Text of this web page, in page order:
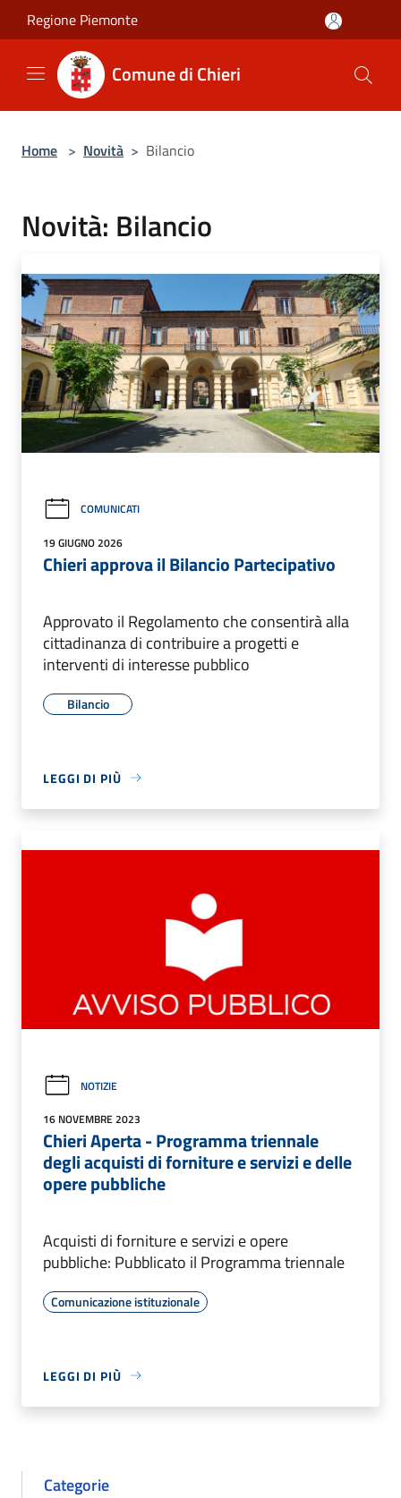
Salta al contenuto principale
Regione Piemonte
Comune di Chieri
Home > Novità > Bilancio
Novità: Bilancio
COMUNICATI
19 GIUGNO 2026
Chieri approva il Bilancio Partecipativo
Approvato il Regolamento che consentirà alla
cittadinanza di contribuire a progetti e
interventi di interesse pubblico
Bilancio
LEGGI DI PIÙ
NOTIZIE
16 NOVEMBRE 2023
Chieri Aperta - Programma triennale
degli acquisti di forniture e servizi e delle
opere pubbliche
Acquisti di forniture e servizi e opere
pubbliche: Pubblicato il Programma triennale
Comunicazione istituzionale
LEGGI DI PIÙ
Categorie